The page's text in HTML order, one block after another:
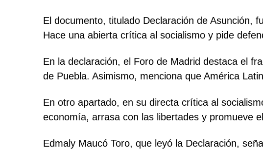
El documento, titulado Declaración de Asunción,
Hace una abierta crítica al socialismo y pide
En la declaración, el Foro de Madrid destaca el
de Puebla. Asimismo, menciona que América
En otro apartado, en su directa crítica al
economía, arrasa con las libertades y promueve
Edmaly Maucó Toro, que leyó la Declaración,